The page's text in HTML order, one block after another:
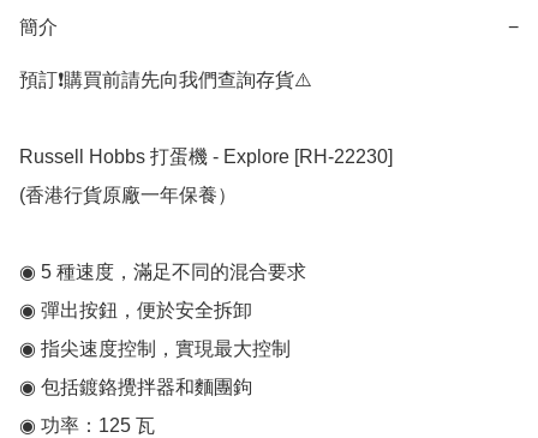
簡介 −
預訂❗️購買前請先向我們查詢存貨⚠️
Russell Hobbs 打蛋機 - Explore [RH-22230]
(香港行貨原廠一年保養）
◉ 5 種速度，滿足不同的混合要求
◉ 彈出按鈕，便於安全拆卸
◉ 指尖速度控制，實現最大控制
◉ 包括鍍鉻攪拌器和麵團鉤
◉ 功率：125 瓦